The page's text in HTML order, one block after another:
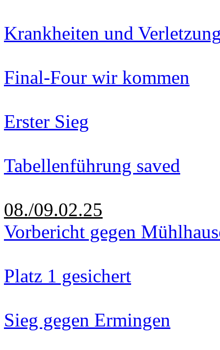
Krankheiten und
Final-Four wir kommen
Erster Sieg
Tabellenführung saved
08./09.02.25
Vorbericht gegen
Platz 1 gesichert
Sieg gegen Ermingen